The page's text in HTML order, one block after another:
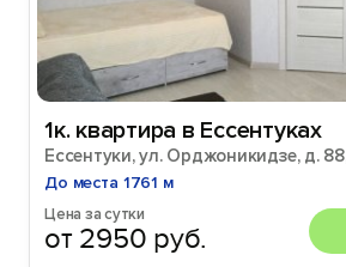
1к. квартира в Ессентуках
Ессентуки, ул. Орджоникидзе, д.
До места 1761 м
Цена за сутки
от 2950 руб.